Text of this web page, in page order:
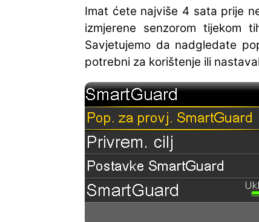
Imat ćete najviše 4 sata prije
izmjerene senzorom tijekom
Savjetujemo da nadgledate
potrebni za korištenje ili